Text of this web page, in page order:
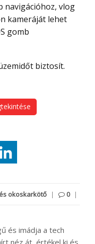
vlog
kameráját lehet
gomb
biztosít.
okoskarkötő | 0 |
és imádja a tech
néz át, értékel ki és